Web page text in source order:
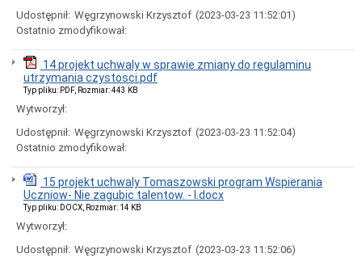
Ogłoszenia
obwieszczenia
w
2024
roku
Ogłoszenia
obwieszczenia
w
2023
Ogłoszenia
obwieszczenia
2022
Udostępnił: Węgrzynowski Krzysztof (2023-03-23 11:52:01)
Ostatnio zmodyfikował:
14 projekt uchwaly w sprawie zmiany do regulaminu
utrzymania czystosci.pdf
Typ pliku: PDF, Rozmiar: 443 KB
Wytworzył:
Udostępnił: Węgrzynowski Krzysztof (2023-03-23 11:52:04)
Ostatnio zmodyfikował:
15 projekt uchwaly Tomaszowski program Wspierania
Uczniow- Nie zagubic talentow. - I.docx
Typ pliku: DOCX, Rozmiar: 14 KB
Wytworzył:
Udostępnił: Węgrzynowski Krzysztof (2023-03-23 11:52:06)